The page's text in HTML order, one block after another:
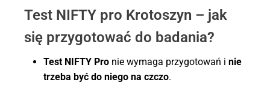
Test NIFTY pro Krotoszyn – jak
się przygotować do badania?
Test NIFTY Pro nie wymaga przygotowań i nie
trzeba być do niego na czczo.